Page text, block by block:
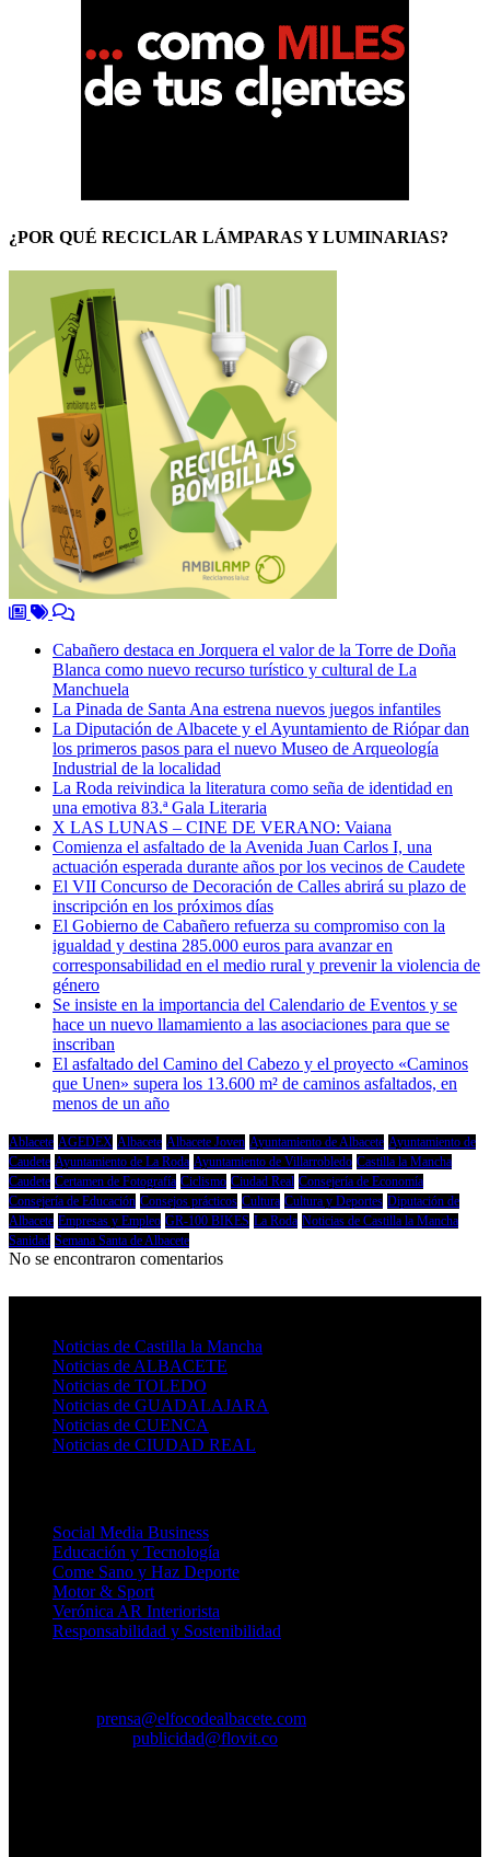
¿POR QUÉ RECICLAR LÁMPARAS Y LUMINARIAS?
Cabañero destaca en Jorquera el valor de la Torre de Doña
Blanca como nuevo recurso turístico y cultural de La
Manchuela
La Pinada de Santa Ana estrena nuevos juegos infantiles
La Diputación de Albacete y el Ayuntamiento de Riópar dan
los primeros pasos para el nuevo Museo de Arqueología
Industrial de la localidad
La Roda reivindica la literatura como seña de identidad en
una emotiva 83.ª Gala Literaria
X LAS LUNAS – CINE DE VERANO: Vaiana
Comienza el asfaltado de la Avenida Juan Carlos I, una
actuación esperada durante años por los vecinos de Caudete
El VII Concurso de Decoración de Calles abrirá su plazo de
inscripción en los próximos días
El Gobierno de Cabañero refuerza su compromiso con la
igualdad y destina 285.000 euros para avanzar en
corresponsabilidad en el medio rural y prevenir la violencia de
género
Se insiste en la importancia del Calendario de Eventos y se
hace un nuevo llamamiento a las asociaciones para que se
inscriban
El asfaltado del Camino del Cabezo y el proyecto «Caminos
que Unen» supera los 13.600 m² de caminos asfaltados, en
menos de un año
Ablacete AGEDEX Albacete Albacete Joven Ayuntamiento de Albacete Ayuntamiento de
Caudete Ayuntamiento de La Roda Ayuntamiento de Villarrobledo Castilla la Mancha
Caudete Certamen de Fotografía Ciclismo Ciudad Real Consejería de Economía
Consejería de Educación Consejos prácticos Cultura Cultura y Deportes Diputación de
Albacete Empresas y Empleo GR-100 BIKES La Roda Noticias de Castilla la Mancha
Sanidad Semana Santa de Albacete
No se encontraron comentarios
Noticias de Castilla la Mancha
Noticias de ALBACETE
Noticias de TOLEDO
Noticias de GUADALAJARA
Noticias de CUENCA
Noticias de CIUDAD REAL
Social Media Business
Educación y Tecnología
Come Sano y Haz Deporte
Motor & Sport
Verónica AR Interiorista
Responsabilidad y Sostenibilidad
prensa@elfocodealbacete.com
publicidad@flovit.co